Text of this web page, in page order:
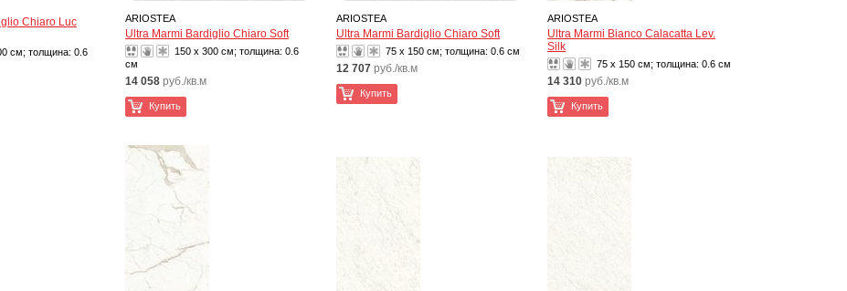
Chiaro Luc
см; толщина: 0.6
ARIOSTEA
Ultra Marmi Bardiglio Chiaro Soft
150 x 300 см; толщина: 0.6
см
14 058 руб./кв.м
Купить
ARIOSTEA
Ultra Marmi Bardiglio Chiaro Soft
75 x 150 см; толщина: 0.6 см
12 707 руб./кв.м
Купить
ARIOSTEA
Ultra Marmi Bianco Calacatta Lev.
Silk
75 x 150 см; толщина: 0.6 см
14 310 руб./кв.м
Купить